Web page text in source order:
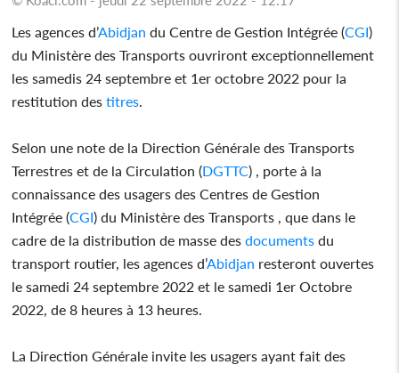
Les agences d’Abidjan du Centre de Gestion Intégrée (CGI)
du Ministère des Transports ouvriront exceptionnellement
les samedis 24 septembre et 1er octobre 2022 pour la
restitution destitres
Selon une note de la Direction Générale des Transports
Terrestres et de la Circulation (DGTTC) , porte à la
connaissance des usagers des Centres de Gestion
Intégrée (CGI) du Ministère des Transports , que dans le
cadre de la distribution de masse desdocuments du
transport routier, les agences d’Abidjan resteront ouvertes
le samedi 24 septembre 2022 et le samedi 1er Octobre
2022, de 8 heures à 13 heures.
La Direction Générale invite les usagers ayant fait des